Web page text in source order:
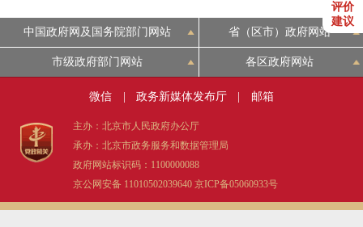
便民服务 利企服务 投资项目
中介服务 阳光政务
12345网上接诉即办 我要咨询
评价
建议
中国政府网及国务院部门网站
省（区市）政府网站
市级政府部门网站 各区政府网站
微信 政务新媒体发布厅 邮箱
主办：北京市人民政府办公厅
承办：北京市政务服务和数据管理局
政府网站标识码：1100000088
京公网安备 11010502039640 京ICP备05060933号